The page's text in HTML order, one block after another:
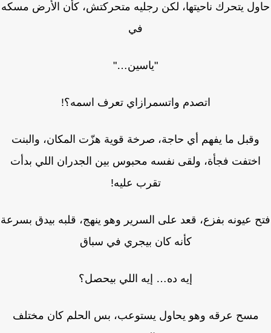
يتحرك ناحيتها، لكن رجليه متحركتش، كأن الأرض مسكه
في
"ياسين…"
اتصدم واتسمرازاي تعرف اسمه؟!
وقبل ما يفهم أي حاجة، صرخة قوية هزّت المكان، والبنت
اختفت فجأة، ولقى نفسه محبوس بين الجدران اللي بدأت
تقرب عليه!
عيونه بفزع، قعد على السرير وهو ينهج، قلبه بيدق بسرعة
كأنه كان بيجري في سباق
إيه ده… إيه اللي بيحصل؟
مسح عرقه وهو يحاول يستوعب، بس الحلم كان مختلف